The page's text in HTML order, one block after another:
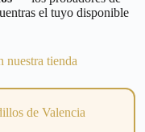
el tuyo disponible
nuestra tienda
de Valencia